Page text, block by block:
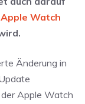
Apple Watch
Änderung in
Apple Watch